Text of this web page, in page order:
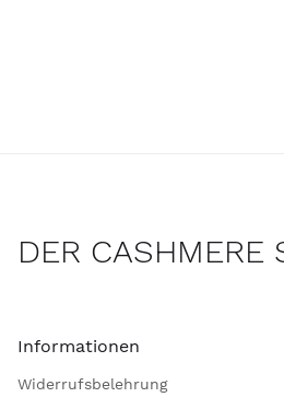
DER CASHMERE
Informationen
Widerrufsbelehrung